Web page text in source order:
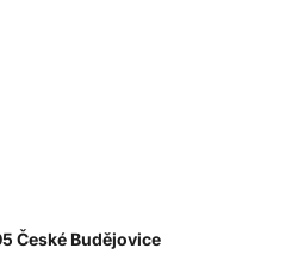
České Budějovice